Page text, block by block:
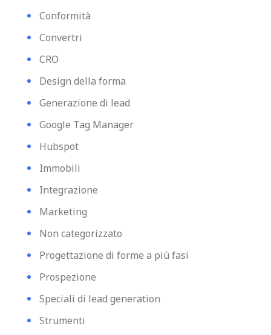
Conformità
Convertri
CRO
Design della forma
Generazione di lead
Google Tag Manager
Hubspot
Immobili
Integrazione
Marketing
Non categorizzato
Progettazione di forme a più fasi
Prospezione
Speciali di lead generation
Strumenti